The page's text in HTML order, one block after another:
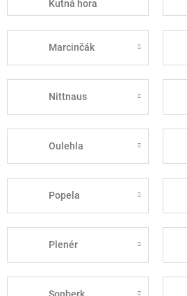
Kutná hora
Marcinčák
Nittnaus
Oulehla
Popela
Plenér